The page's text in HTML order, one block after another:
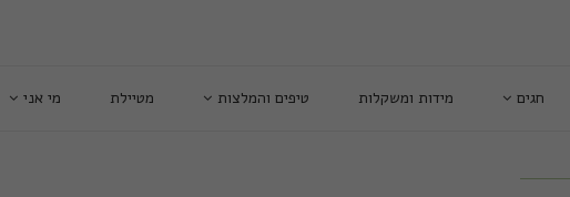
חגים מידות ומשקלות טיפים והמלצות מטיילת מי אני